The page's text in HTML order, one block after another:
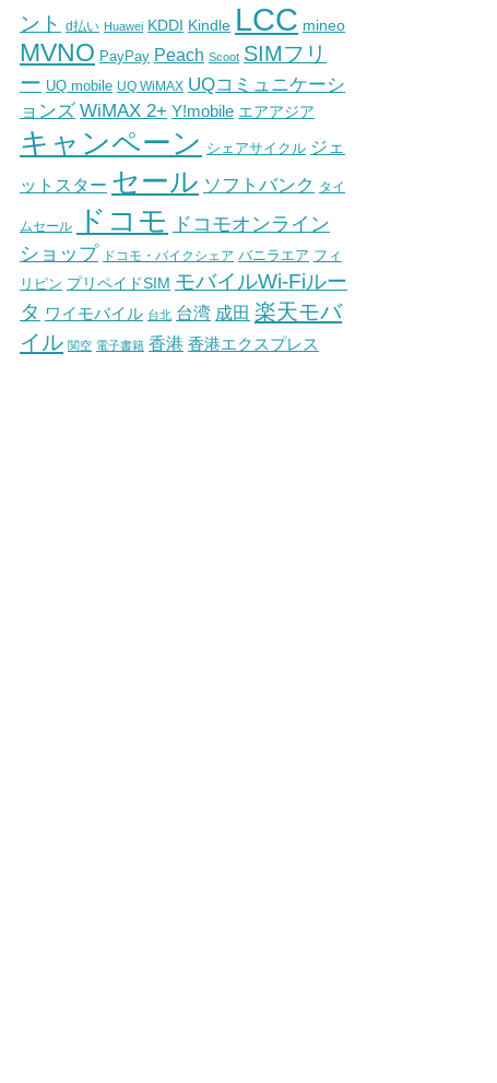
ント
d払い Huawei KDDI Kindle LCC mineo
MVNO PayPay Peach Scoot SIMフリ
ー UQ mobile UQ WiMAX UQコミュニケーシ
ョンズ WiMAX 2+ Y!mobile エアアジア
キャンペーン シェアサイクル ジェ
ットスター セール ソフトバンク タイ
ムセール ドコモ
ドコモオンライン
ショップ ドコモ・バイクシェア バニラエア フィ
リピン プリペイドSIM モバイルWi-Fiルー
タ ワイモバイル 台北 台湾 成田 楽天モバ
イル 関空 電子書籍 香港 香港エクスプレス